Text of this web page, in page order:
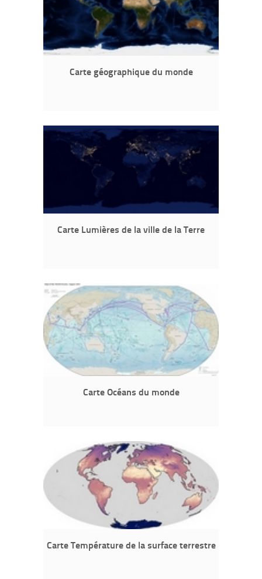
Carte géographique du monde
Carte Lumières de la ville de la Terre
Carte Océans du monde
Carte Température de la surface terrestre